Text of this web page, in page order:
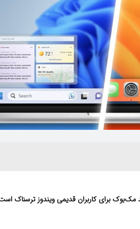
مک‌بوک برای کاربران قدیمی ویندوز ترسناک